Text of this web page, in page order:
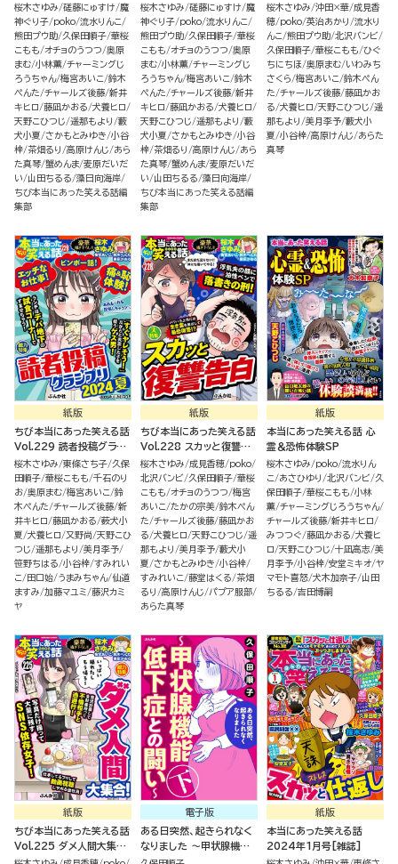
イス
桜木さゆみ 磋藤にゅすけ 魔
神ぐり子 poko 流水りんこ
熊田プウ助 久保田順子 華桜
こもも オチョのうつつ 奥原
まむ 小林薫 チャーミングじ
ろうちゃん 梅宮あいこ 鈴木
ぺんた チャールズ後藤 新井
キヒロ 藤凪かおる 犬養ヒロ
天野こひつじ 遥那もより
藪
犬小夏 さかもとみゆき 小谷
梓 茶畑るり 高原けんじ
あら
た真琴 蟹めんま 麦原だいだ
い
山田ちるる 藻日向海岸
ちび本当にあった笑える話編
集部
イス
桜木さゆみ 磋藤にゅすけ 魔
神ぐり子 poko 流水りんこ
熊田プウ助 久保田順子 華桜
こもも オチョのうつつ 奥原
まむ 小林薫 チャーミングじ
ろうちゃん 梅宮あいこ 鈴木
ぺんた チャールズ後藤 新井
キヒロ 藤凪かおる 犬養ヒロ
天野こひつじ 遥那もより
藪
犬小夏 さかもとみゆき 小谷
梓 茶畑るり 高原けんじ
あら
た真琴 蟹めんま 麦原だいだ
い
山田ちるる 藻日向海岸
ちび本当にあった笑える話編
集部
桜木さゆみ 沖田×華 成見香
穂 poko 英治あかり
流水り
んこ 熊田プウ助 北沢バンビ
久保田順子 華桜こもも ひぐ
ちにちほ 奥原まむ いわみち
さくら 梅宮あいこ 鈴木ぺん
た チャールズ後藤 藤凪かお
る 犬養ヒロ 天野こひつじ 遥
那もより
美月李予 藪犬小
夏 小谷梓 高原けんじ
あらた
真琴
紙版
ちび本当にあった笑える話
Vol.229 読者投稿グラン
プリ2024夏
桜木さゆみ 東條さち子 久保
田順子 華桜こもも 千石のり
お 奥原まむ 梅宮あいこ 鈴
木ぺんた チャールズ後藤 新
井キヒロ 藤凪かおる 薮犬小
夏 犬養ヒロ 又野尚 天野こひ
つじ 遥那もより
美月李予
笹野ちはる 小谷梓 すみれい
こ
田口始 うまみちゃん 仙道
ますみ 加藤マユミ 藤沢カミ
ヤ
紙版
ちび本当にあった笑える話
Vol.228 スカッと復讐告
白
桜木さゆみ 成見香穂 poko
北沢バンビ 久保田順子 華桜
こもも オチョのうつつ 梅宮
あいこ たかの宗美 鈴木ぺん
た チャールズ後藤 藤凪かお
る 犬養ヒロ 天野こひつじ 遥
那もより
美月李予 藪犬小
夏 さかもとみゆき 小谷梓
すみれいこ 藤堂はくる 茶畑
るり
高原けんじ
パプア服部
あらた真琴
紙版
本当にあった笑える話 心
霊＆恐怖体験SP
桜木さゆみ poko 流水りん
こ
あさひゆり 北沢バンビ 久
保田順子 華桜こもも 小林
薫 チャーミングじろうちゃん
チャールズ後藤 新井キヒロ
みつつぐ 藤凪かおる 犬養ヒ
ロ 天野こひつじ 十凪高志 美
月李予 小谷梓 安堂ミキオ ヤ
マモト喜怒 犬木加奈子 山田
ちるる 吉田博嗣
紙版
ちび本当にあった笑える話
Vol.225 ダメ人間大集
合！
電子版
ある日突然、起きられなく
なりました ～甲状腺機能
低下症との闘い～ （下）
紙版
本当にあった笑える話
2024年1月号[雑誌]